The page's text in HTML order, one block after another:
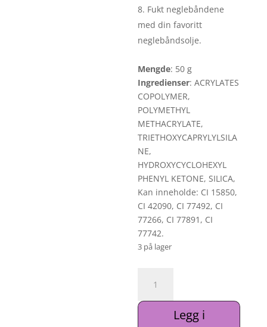
Fukt neglebåndene
med din favoritt
neglebåndsolje.
Mengde: 50 g
Ingredienser: ACRYLATES
COPOLYMER,
POLYMETHYL
METHACRYLATE,
TRIETHOXYCAPRYLYLSILA
NE,
HYDROXYCYCLOHEXYL
PHENYL KETONE, SILICA,
Kan inneholde: CI 15850,
CI 42090, CI 77492, CI
77266, CI 77891, CI
77742.
3 på lager
Bygge
Gel
Legg i